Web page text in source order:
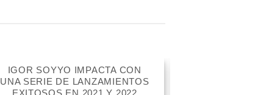
IGOR SOYYO IMPACTA CON
UNA SERIE DE LANZAMIENTOS